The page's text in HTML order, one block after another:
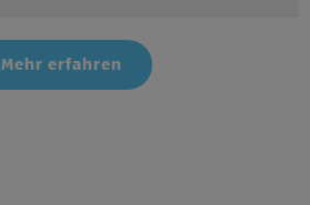
Mehr erfahren